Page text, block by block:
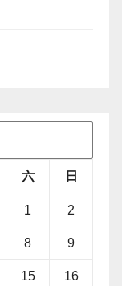
六 日
1 2
8 9
15 16